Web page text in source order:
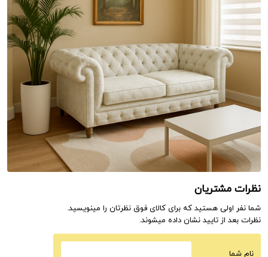
نظرات مشتریان
شما نفر اولی هستید که برای کالای فوق نظرتان را مینویسید.
نظرات بعد از تایید نشان داده میشوند.
نام شما